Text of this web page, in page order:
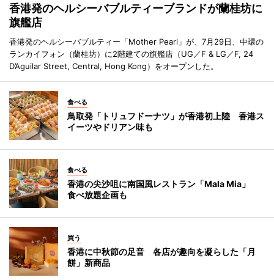
香港発のヘルシーバブルティーブランドが蘭桂坊に
旗艦店
香港発のヘルシーバブルティー「Mother Pearl」が、7月29日、中環の
ランカイフォン（蘭桂坊）に2階建ての旗艦店（UG／F & LG／F, 24
D’Aguilar Street, Central, Hong Kong）をオープンした。
食べる
鳥取発「トリュフドーナツ」が香港初上陸 香港ス
イーツやドリアン味も
食べる
香港の尖沙咀に南国風レストラン「Mala Mia」
食べ放題企画も
買う
香港に中秋節の足音 各店が趣向を凝らした「月
餅」新商品